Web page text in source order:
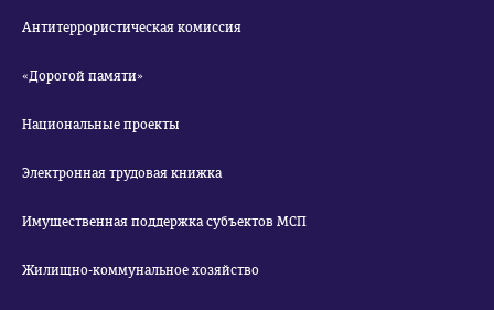
Антитеррористическая комиссия
«Дорогой памяти»
Национальные проекты
Электронная трудовая книжка
Имущественная поддержка субъектов МСП
Жилищно-коммунальное хозяйство